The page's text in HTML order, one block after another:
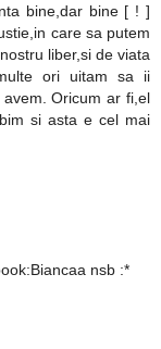
bine,dar bine [ ! ]
care sa putem
liber,si de viata
ori uitam sa ii
Oricum ar fi,el
si asta e cel mai
nsb :*